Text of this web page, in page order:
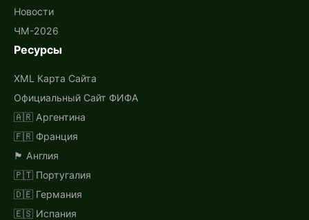
Новости
ЧМ-2026
Ресурсы
XML Карта Сайта
Официальный Сайт ФИФА
🇦🇷 Аргентина
🇫🇷 Франция
🏴󠁧󠁢󠁥󠁮󠁧󠁿 Англия
🇵🇹 Португалия
🇩🇪 Германия
🇪🇸 Испания